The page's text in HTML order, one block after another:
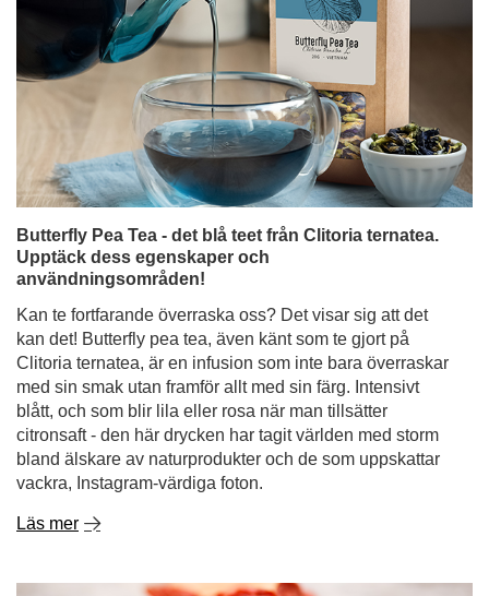
Butterfly Pea Tea - det blå teet från Clitoria ternatea.
Upptäck dess egenskaper och
användningsområden!
Kan te fortfarande överraska oss? Det visar sig att det
kan det! Butterfly pea tea, även känt som te gjort på
Clitoria ternatea, är en infusion som inte bara överraskar
med sin smak utan framför allt med sin färg. Intensivt
blått, och som blir lila eller rosa när man tillsätter
bland älskare av naturprodukter och de som uppskattar
vackra, Instagram-värdiga foton.
Läs mer